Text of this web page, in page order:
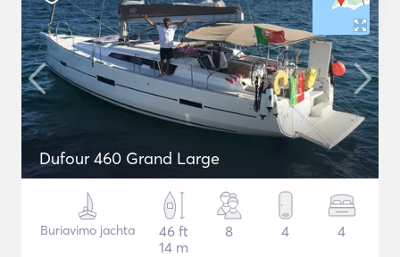
Dufour 460 Grand Large
Buriavimo jachta
46 ft
14 m
8 4 4